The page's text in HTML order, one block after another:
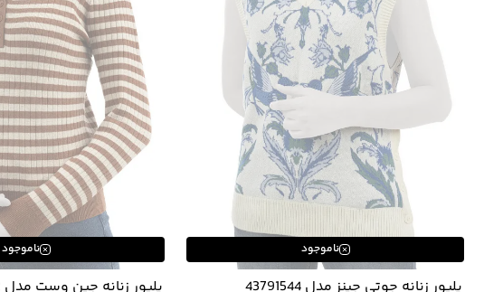
ناموجود
پلیور زنانه جوتی جینز مدل 43791544
ناموجود
پلیور زنانه جین وست مدل 43271002